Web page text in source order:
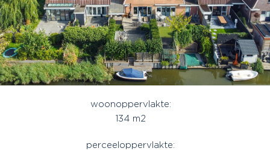
woonoppervlakte:
134 m2
perceeloppervlakte: